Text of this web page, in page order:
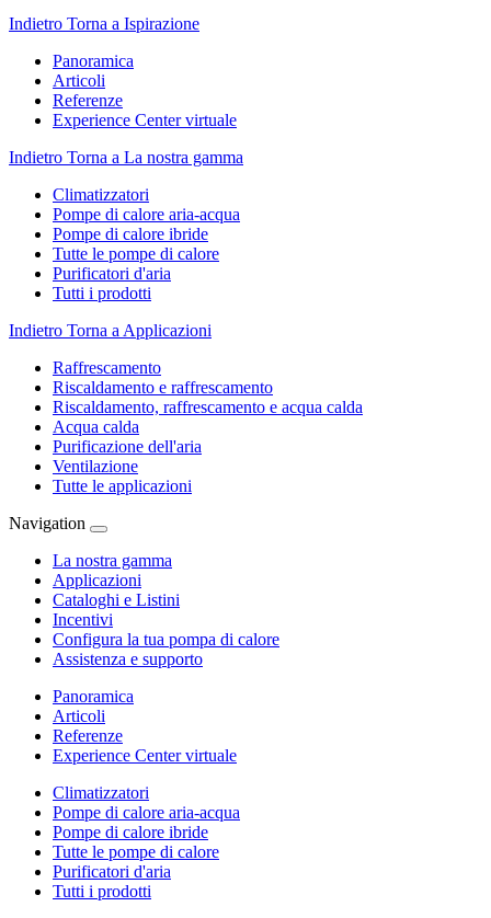
Indietro Torna a Ispirazione
Panoramica
Articoli
Referenze
Experience Center virtuale
Indietro Torna a La nostra gamma
Climatizzatori
Pompe di calore aria-acqua
Pompe di calore ibride
Tutte le pompe di calore
Purificatori d'aria
Tutti i prodotti
Indietro Torna a Applicazioni
Raffrescamento
Riscaldamento e raffrescamento
Riscaldamento, raffrescamento e acqua calda
Acqua calda
Purificazione dell'aria
Ventilazione
Tutte le applicazioni
Navigation
La nostra gamma
Applicazioni
Cataloghi e Listini
Incentivi
Configura la tua pompa di calore
Assistenza e supporto
Panoramica
Articoli
Referenze
Experience Center virtuale
Climatizzatori
Pompe di calore aria-acqua
Pompe di calore ibride
Tutte le pompe di calore
Purificatori d'aria
Tutti i prodotti